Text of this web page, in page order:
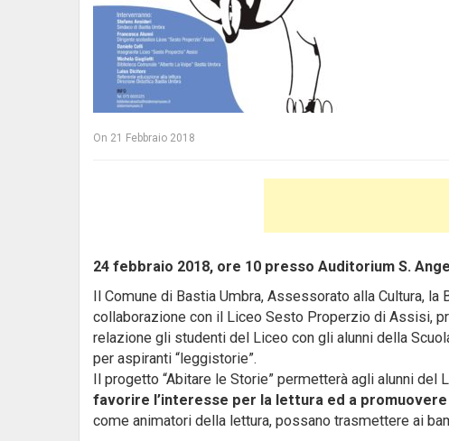
On 21 Febbraio 2018
24 febbraio 2018, ore 10 presso Auditorium S.
Il Comune di Bastia Umbra, Assessorato alla Cultura, la
collaborazione con il Liceo Sesto Properzio di Assisi,
relazione gli studenti del Liceo con gli alunni della
per aspiranti “leggistorie”.
Il progetto “Abitare le Storie” permetterà agli alunni
favorire l’interesse per la lettura ed a
come animatori della lettura, possano trasmettere ai